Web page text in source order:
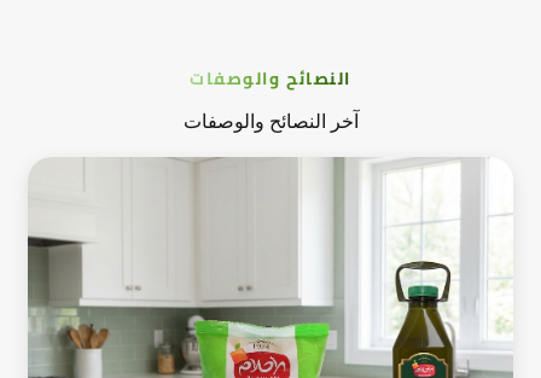
النصائح والوصفات
آخر النصائح والوصفات